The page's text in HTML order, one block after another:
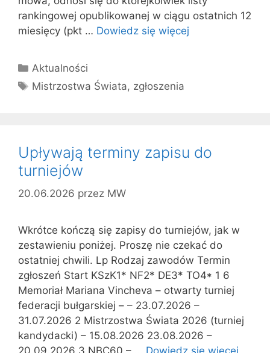
rankingowej opublikowanej w ciągu ostatnich 12
miesięcy (pkt … Dowiedz się więcej
Kategorie
Aktualności
Tagi
Mistrzostwa Świata, zgłoszenia
Upływają terminy zapisu do
turniejów
20.06.2026 przez MW
Wkrótce kończą się zapisy do turniejów, jak w
zestawieniu poniżej. Proszę nie czekać do
ostatniej chwili. Lp Rodzaj zawodów Termin
zgłoszeń Start KSzK1* NF2* DE3* TO4* 1 6
Memoriał Mariana Vincheva – otwarty turniej
federacji bułgarskiej – – 23.07.2026 –
31.07.2026 2 Mistrzostwa Świata 2026 (turniej
kandydacki) – 15.08.2026 23.08.2026 –
20.09.2026 3 NBC60 – … Dowiedz się więcej